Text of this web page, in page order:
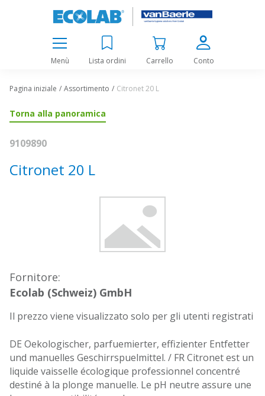
Menù Lista ordini Carrello Conto
Pagina iniziale Assortimento Citronet 20 L
Torna alla panoramica
9109890
Citronet 20 L
Fornitore:
Ecolab (Schweiz) GmbH
Il prezzo viene visualizzato solo per gli utenti registrati
DE Oekologischer, parfuemierter, effizienter Entfetter
und manuelles Geschirrspuelmittel. / FR Citronet est un
liquide vaisselle écologique professionnel concentré
destiné à la plonge manuelle. Le pH neutre assure une